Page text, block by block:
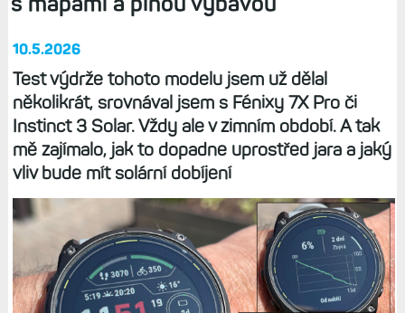
10.5.2026
Test výdrže tohoto modelu jsem už dělal
několikrát, srovnával jsem s Fénixy 7X Pro či
Instinct 3 Solar. Vždy ale v zimním období. A tak
mě zajímalo, jak to dopadne uprostřed jara a jaký
vliv bude mít solární dobíjení